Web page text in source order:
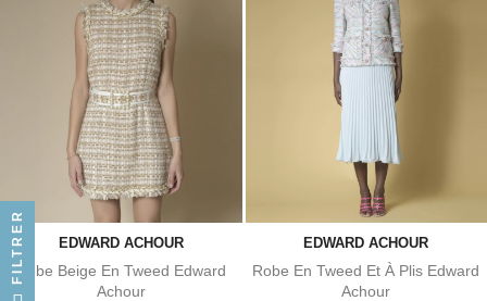
EDWARD ACHOUR
Robe Beige En Tweed Edward
Achour
EDWARD ACHOUR
Robe En Tweed Et À Plis Edward
Achour
FILTRER